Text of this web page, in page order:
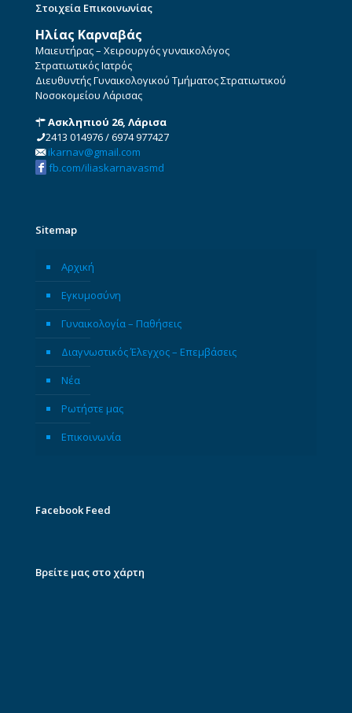
Στοιχεία Επικοινωνίας
Ηλίας Καρναβάς
Μαιευτήρας – Χειρουργός γυναικολόγος
Στρατιωτικός Ιατρός
Διευθυντής Γυναικολογικού Τμήματος Στρατιωτικού
Νοσοκομείου Λάρισας
Ασκληπιού 26, Λάρισα
2413 014976/6974 977427
ikarnav@gmail.com
fb.com/iliaskarnavasmd
Sitemap
Αρχική
Εγκυμοσύνη
Γυναικολογία – Παθήσεις
Διαγνωστικός Έλεγχος – Επεμβάσεις
Νέα
Ρωτήστε μας
Επικοινωνία
Facebook Feed
Βρείτε μας στο χάρτη